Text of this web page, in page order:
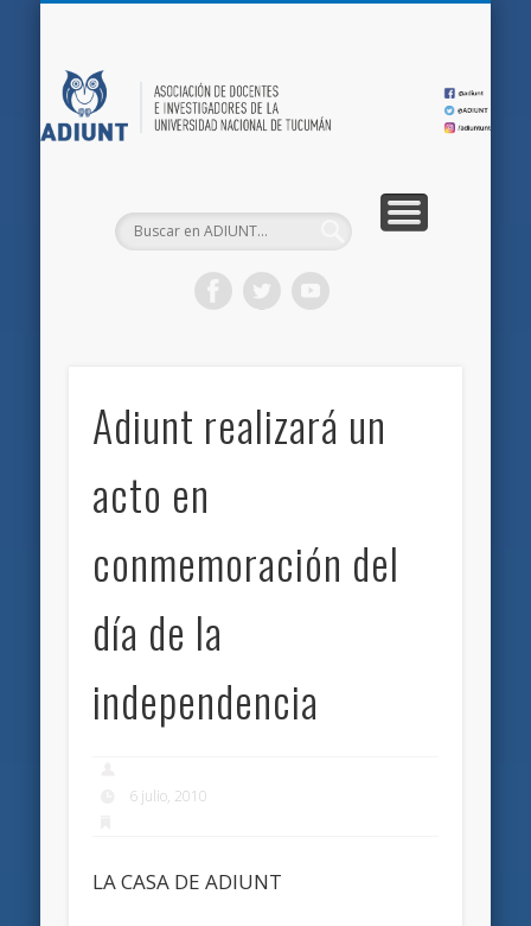
Adiunt realizará un
acto en
conmemoración del
día de la
independencia
6 julio, 2010
LA CASA DE ADIUNT